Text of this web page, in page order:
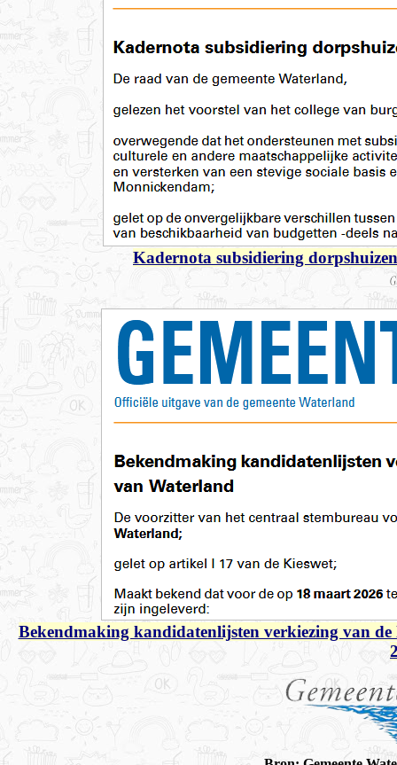
Kadernota subsidiering
Bekendmaking kandidatenlijsten verkiezing van